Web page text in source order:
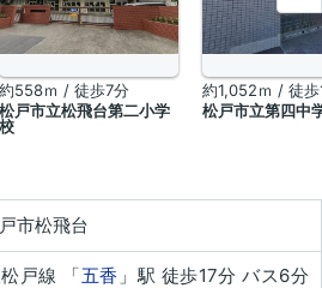
約558ｍ / 徒歩7分
松戸市立松飛台第二小学
校
約1,052ｍ / 徒歩
松戸市立第四中
市松飛台
戸線 「五香 」駅 徒歩17分 バス6分